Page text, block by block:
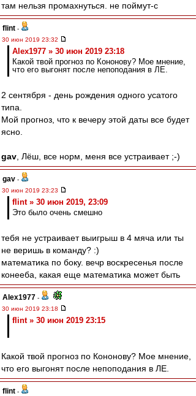
там нельзя промахнуться. не поймут-с
flint -
30 июн 2019 23:32
Alex1977 » 30 июн 2019 23:18
Какой твой прогноз по Кононову? Мое мнение,
что его выгонят после непоподания в ЛЕ.
2 сентября - день рождения одного усатого
типа.
Мой прогноз, что к вечеру этой даты все будет
ясно.
gav , Лёш, все норм, меня все устраивает ;-)
gav -
30 июн 2019 23:23
flint » 30 июн 2019, 23:09
Это было очень смешно
тебя не устраивает выигрыш в 4 мяча или ты
не веришь в команду? :)
математика по боку. вечр воскресенья после
конееба, какая еще математика может быть
Alex1977 -
30 июн 2019 23:18
flint » 30 июн 2019 23:15
Какой твой прогноз по Кононову? Мое мнение,
что его выгонят после непоподания в ЛЕ.
flint -